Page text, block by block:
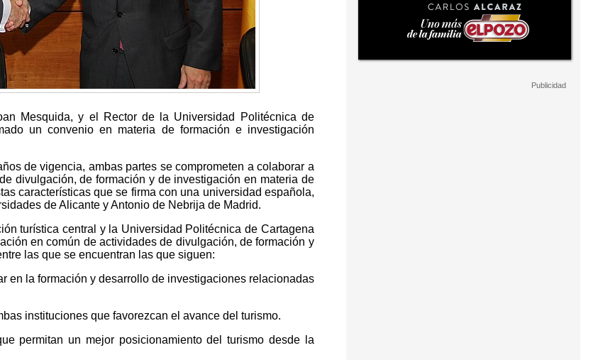
Mesquida, y el Rector de la Universidad Politécnica de
un convenio en materia de formación e investigación
de vigencia, ambas partes se comprometen a colaborar a
divulgación, de formación y de investigación en materia de
características que se firma con una universidad española,
de Alicante y Antonio de Nebrija de Madrid.
turística central y la Universidad Politécnica de Cartagena
en común de actividades de divulgación, de formación y
las que se encuentran las que siguen:
en la formación y desarrollo de investigaciones relacionadas
instituciones que favorezcan el avance del turismo.
permitan un mejor posicionamiento del turismo desde la